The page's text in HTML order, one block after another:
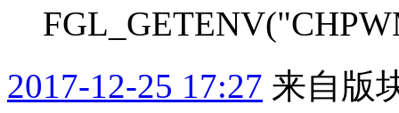
2017-12-25 17:27 来自版